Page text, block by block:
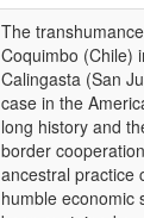
The
Coquimbo (Chile)
Calingasta (San
case in the
long history and
border
ancestral practice
humble economic